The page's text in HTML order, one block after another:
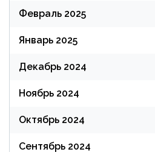
Февраль 2025
Январь 2025
Декабрь 2024
Ноябрь 2024
Октябрь 2024
Сентябрь 2024